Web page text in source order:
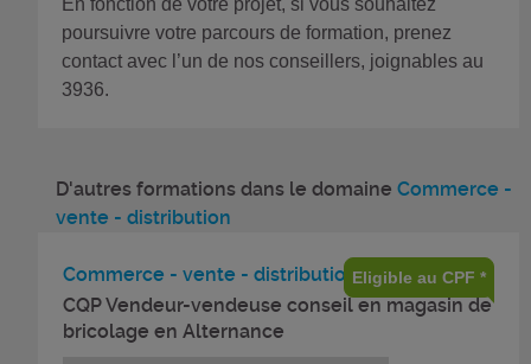
poursuivre votre parcours de formation, prenez
contact avec l’un de nos conseillers, joignables au
3936.
D'autres formations dans le domaine Commerce -
vente - distribution
Commerce - vente - distribution
CQP Vendeur-vendeuse conseil en magasin de
bricolage en Alternance
Eligible au CPF *